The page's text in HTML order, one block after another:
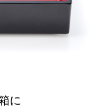
に